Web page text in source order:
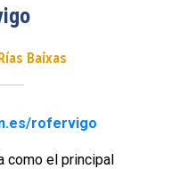
Baixas
rofervigo
como el principal